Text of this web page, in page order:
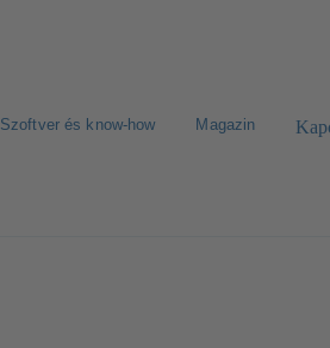
Szoftver és know-how Magazin